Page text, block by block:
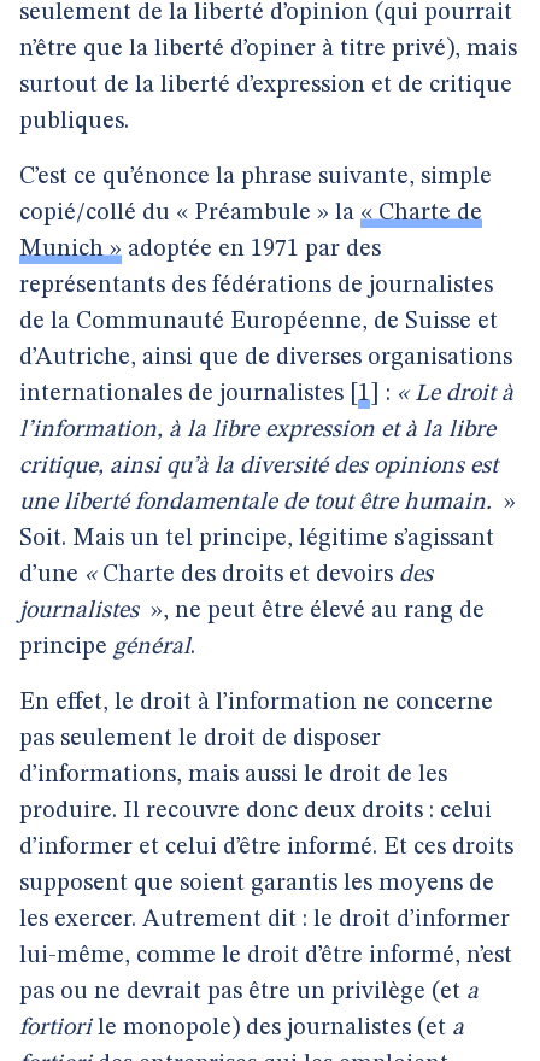
seulement de la liberté d’opinion (qui pourrait
n’être que la liberté d’opiner à titre privé), mais
surtout de la liberté d’expression et de critique
publiques.
C’est ce qu’énonce la phrase suivante, simple
copié/collé du « Préambule » la « Charte de
Munich » adoptée en 1971 par des
représentants des fédérations de journalistes
de la Communauté Européenne, de Suisse et
d’Autriche, ainsi que de diverses organisations
internationales de journalistes 1 : « Le droit à
l’information, à la libre expression et à la libre
critique, ainsi qu’à la diversité des opinions est
une liberté fondamentale de tout être humain. »
Soit. Mais un tel principe, légitime s’agissant
d’une « Charte des droits et devoirs des
journalistes », ne peut être élevé au rang de
principe général.
En effet, le droit à l’information ne concerne
pas seulement le droit de disposer
d’informations, mais aussi le droit de les
produire. Il recouvre donc deux droits : celui
d’informer et celui d’être informé. Et ces droits
supposent que soient garantis les moyens de
les exercer. Autrement dit : le droit d’informer
lui-même, comme le droit d’être informé, n’est
pas ou ne devrait pas être un privilège (et a
fortiorile monopole) des journalistes (et a